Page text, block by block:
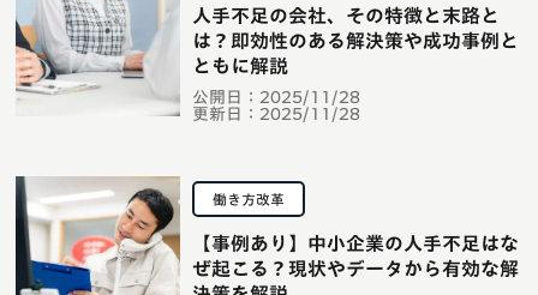
公開日： 2025/11/28
更新日： 2025/11/28
人手不足の会社、その特徴と末路と
は？即効性のある解決策や成功事例と
ともに解説
働き方改革
【事例あり】中小企業の人手不足はな
ぜ起こる？現状やデータから有効な解